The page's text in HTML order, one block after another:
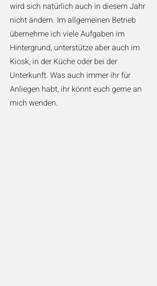
wird sich natürlich auch in diesem Jahr
nicht ändern. Im allgemeinen Betrieb
übernehme ich viele Aufgaben im
Hintergrund, unterstütze aber auch im
Kiosk, in der Küche oder bei der
Unterkunft. Was auch immer ihr für
Anliegen habt, ihr könnt euch gerne an
mich wenden.